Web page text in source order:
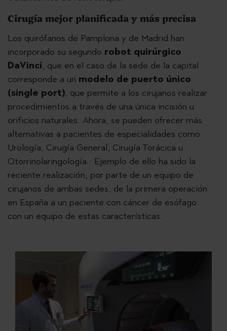
Cirugía mejor planificada y más precisa
Los quirófanos de Pamplona y de Madrid han
incorporado su segundo robot quirúrgico
DaVinci, que en el caso de la sede de la capital
corresponde a un modelo de puerto único
(single port), que permite a los cirujanos realizar
procedimientos a través de una única incisión u
orificios naturales. Ahora, se pueden ofrecer más
alternativas a pacientes de especialidades como
Urología, Cirugía General, Cirugía Torácica u
Otorrinolaringología. Ejemplo de ello ha sido la
reciente realización, por parte de un equipo de
cirujanos de ambas sedes, de la primera operación
en España a un paciente con cáncer de esófago
con un equipo de estas características.